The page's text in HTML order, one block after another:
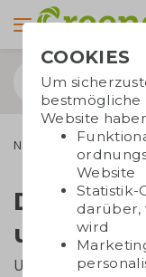
Nachhaltigkeit & CSR
Die
unser
Unser Name
COOKIES
Um
bestmögliche
Website
Website
Statistik-
darüber,
wird